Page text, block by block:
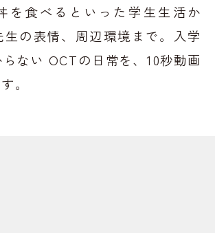
を食べるといった学生生活か
の表情、周辺環境まで。 入学
ない OCTの日常を、10秒動画
。